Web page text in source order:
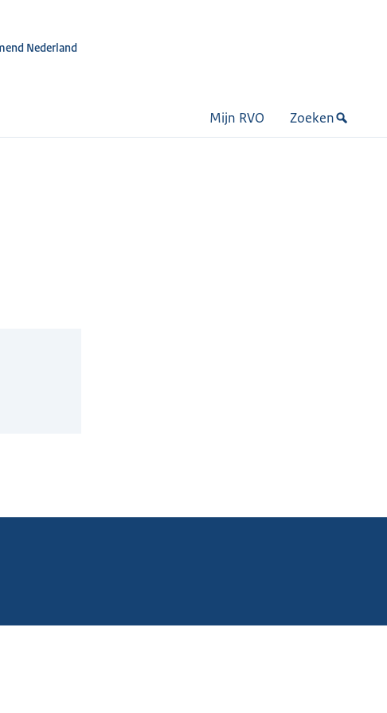
Nederland
Mijn RVO Zoeken